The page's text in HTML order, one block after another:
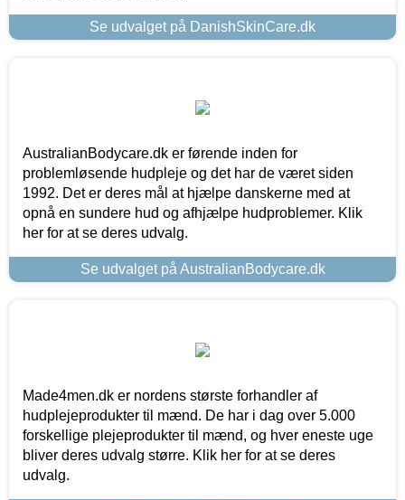
Se udvalget på DanishSkinCare.dk
AustralianBodycare.dk er førende inden for
problemløsende hudpleje og det har de været siden
1992. Det er deres mål at hjælpe danskerne med at
opnå en sundere hud og afhjælpe hudproblemer. Klik
her for at se deres udvalg.
Se udvalget på AustralianBodycare.dk
Made4men.dk er nordens største forhandler af
hudplejeprodukter til mænd. De har i dag over 5.000
forskellige plejeprodukter til mænd, og hver eneste uge
bliver deres udvalg større. Klik her for at se deres
udvalg.